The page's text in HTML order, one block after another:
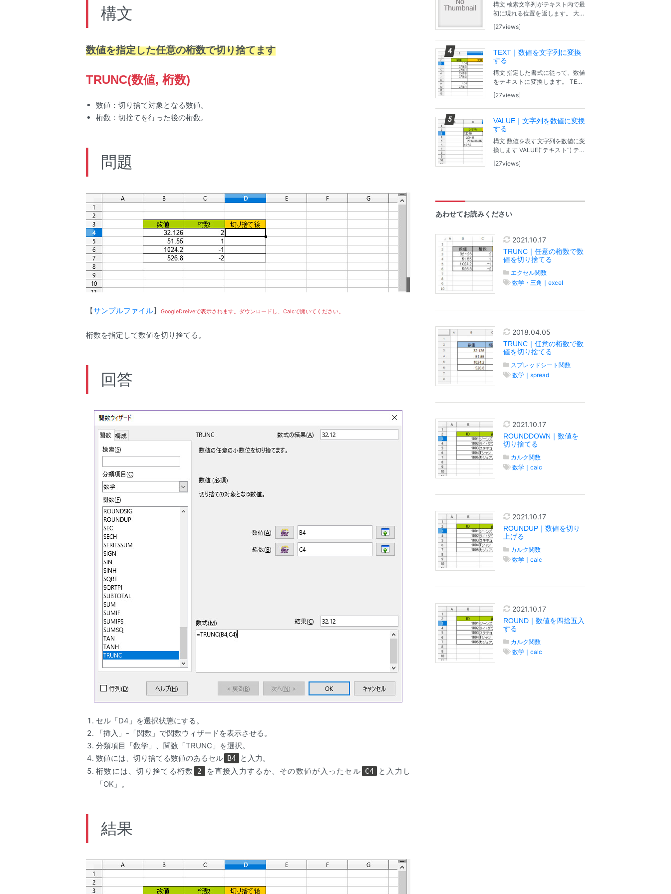
構文
数値を指定した任意の桁数で切り捨てます
TRUNC(数値, 桁数)
数値：切り捨て対象となる数値。
桁数：切捨てを行った後の桁数。
問題
【サンプルファイル】 GoogleDreiveで表示されます。ダウンロードし、Calcで開いてください。
桁数を指定して数値を切り捨てる。
回答
セル「D4」を選択状態にする。
「挿入」-「関数」で関数ウィザードを表示させる。
分類項目「数学」、関数「TRUNC」を選択。
数値には、切り捨てる数値のあるセル B4 と入力。
桁数には、切り捨てる桁数
2 を直接入力するか、その数値が入ったセル C4
と入力し
「OK」。
結果
構文 検索文字列がテキスト内で最
初に現れる位置を返します。 大文
(“検索文字列“; “テキスト”; 開始位
置) 検索文字列：検索する文字
列。 テキスト：検索文字列を...
27views
TEXT｜数値を文字列に変換
する
構文 指定した書式に従って、数値
をテキストに変換します。 TEXT
値。 書式：書式を表す文字列。
問題 【サンプルファイル】Googl
eDreiveで表示されます。...
27views
VALUE｜文字列を数値に変換
する
構文 数値を表す文字列を数値に変
換します VALUE(“テキスト“) テキ
題 【サンプルファイル】GoogleD
27views
あわせてお読みください
2021.10.17
TRUNC｜任意の桁数で数
値を切り捨てる
エクセル関数
数学・三角｜excel
2018.04.05
TRUNC｜任意の桁数で数
値を切り捨てる
スプレッドシート関数
数学｜spread
2021.10.17
ROUNDDOWN｜数値を
切り捨てる
カルク関数
数学｜calc
2021.10.17
ROUNDUP｜数値を切り
上げる
カルク関数
数学｜calc
2021.10.17
ROUND｜数値を四捨五入
する
カルク関数
数学｜calc